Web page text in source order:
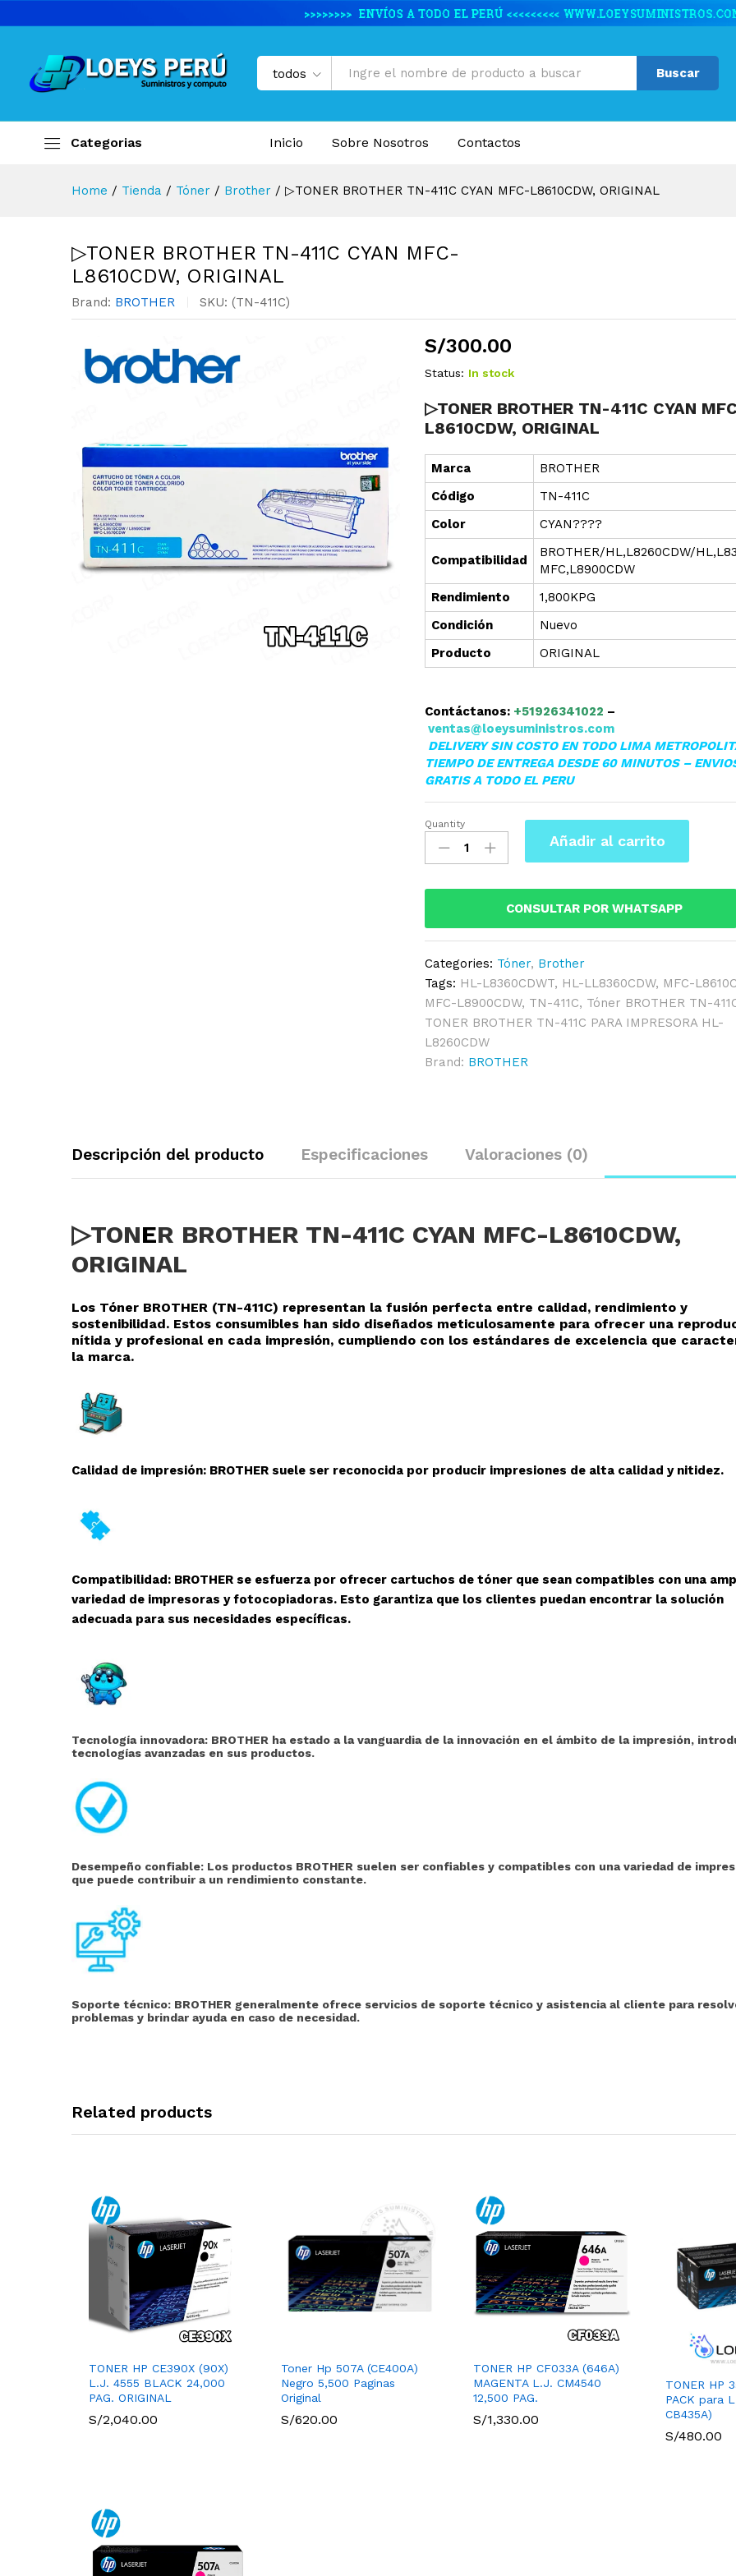
todos Buscar
Categorias Inicio Sobre Nosotros Contactos
Home / Tienda / Tóner / Brother / ▷TONER BROTHER TN-411C CYAN MFC-L8610CDW, ORIGINAL
▷TONER BROTHER TN-411C CYAN MFC-
L8610CDW, ORIGINAL
Brand: BROTHER SKU: (TN-411C)
S/300.00
Status: In stock
▷TONER BROTHER TN-411C CYAN
L8610CDW, ORIGINAL
Marca
BROTHER
Código
TN-411C
Color
CYAN????
Compatibilidad
BROTHER/HL,L8260CDW/
MFC,L8900CDW
Rendimiento
1,800KPG
Condición
Nuevo
Producto
ORIGINAL
Contáctanos: +51926341022 –
ventas@loeysuministros.com
DELIVERY SIN COSTO EN TODO LIMA
TIEMPO DE ENTREGA DESDE 60 MINUTOS –
GRATIS A TODO EL PERU
▷TONER
BROTHER
TN-
411C
MFC-
ORIGINAL
quantity
Quantity
Añadir al carrito
CONSULTAR POR WHATSAPP
Categories: Tóner, Brother
Tags: HL-L8360CDWT, HL-LL8360CDW, MFC-
MFC-L8900CDW, TN-411C, Tóner BROTHER TN-
TONER BROTHER TN-411C PARA IMPRESORA HL-
L8260CDW
Brand: BROTHER
Descripción del producto Especificaciones Valoraciones (0)
▷TONER BROTHER TN-411C CYAN MFC-L8610CDW,
ORIGINAL
Los Tóner BROTHER (TN-411C) representan la fusión perfecta entre calidad, rendimiento y
sostenibilidad. Estos consumibles han sido diseñados meticulosamente para ofrecer una
nítida y profesional en cada impresión, cumpliendo con los estándares de excelencia que
la marca.
Calidad de impresión: BROTHER suele ser reconocida por producir impresiones de alta calidad y nitidez.
Compatibilidad: BROTHER se esfuerza por ofrecer cartuchos de tóner que sean compatibles con una
variedad de impresoras y fotocopiadoras. Esto garantiza que los clientes puedan encontrar la solución
adecuada para sus necesidades específicas.
Tecnología innovadora: BROTHER ha estado a la vanguardia de la innovación en el ámbito de la impresión,
tecnologías avanzadas en sus productos.
Desempeño confiable: Los productos BROTHER suelen ser confiables y compatibles con una variedad de
que puede contribuir a un rendimiento constante.
Soporte técnico: BROTHER generalmente ofrece servicios de soporte técnico y asistencia al cliente para
problemas y brindar ayuda en caso de necesidad.
Related products
TONER HP CE390X (90X)
L.J. 4555 BLACK 24,000
PAG. ORIGINAL
S/2,040.00
Toner Hp 507A (CE400A)
Negro 5,500 Paginas
Original
S/620.00
TONER HP CF033A (646A)
MAGENTA L.J. CM4540
12,500 PAG.
S/1,330.00
TONER HP
PACK para
CB435A)
S/480.00
Descripción del producto Especificaciones Valoraciones (0)